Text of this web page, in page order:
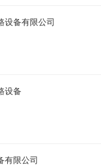
设备有限公司
设备
有限公司